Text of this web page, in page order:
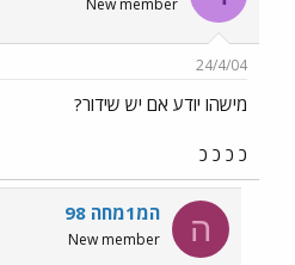
24/4/04
מישהו יודע אם יש שידור?
כ כ כ כ
ה המ1מחה 98
New member